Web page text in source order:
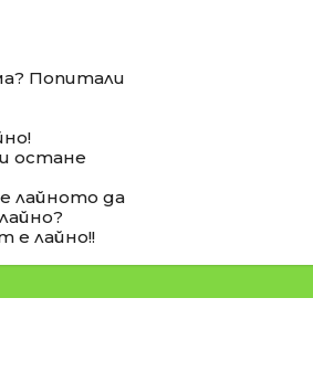
Попитали
остане
лайното да
е лайно!!